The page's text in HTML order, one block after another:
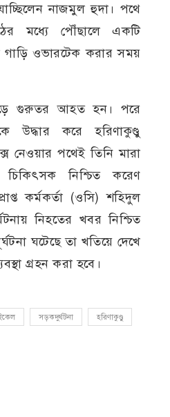
নাজমুল হুদা। পথে
মধ্যে পৌঁছালে একটি
গাড়ি ওভারটেক করার সময়
গুরুতর আহত হন। পরে
উদ্ধার করে হরিণাকুণ্ডু
নেওয়ার পথেই তিনি মারা
নিশ্চিত করেণ
কর্মকর্তা (ওসি) শহিদুল
নিহতের খবর নিশ্চিত
ঘটেছে তা খতিয়ে দেখে
গ্রহন করা হবে।
সড়কদুর্ঘটনা হরিণাকুণ্ডু